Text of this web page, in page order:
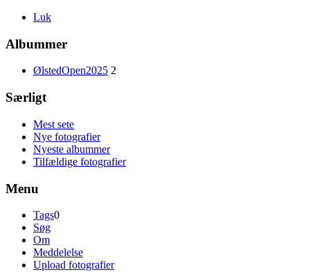
Luk
Albummer
ØlstedOpen2025 2
Særligt
Mest sete
Nye fotografier
Nyeste albummer
Tilfældige fotografier
Menu
Tags0
Søg
Om
Meddelelse
Upload fotografier